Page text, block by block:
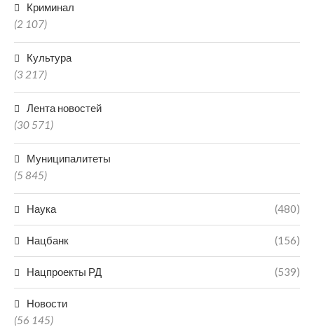
Криминал
(2 107)
Культура
(3 217)
Лента новостей
(30 571)
Муниципалитеты
(5 845)
Наука (480)
Нацбанк (156)
Нацпроекты РД (539)
Новости
(56 145)